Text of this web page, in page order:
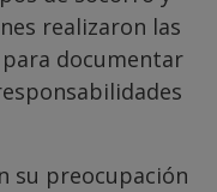
realizaron las
documentar
su preocupación